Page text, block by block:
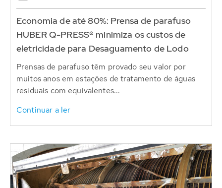
Economia de até 80%: Prensa de parafuso
HUBER Q-PRESS® minimiza os custos de
eletricidade para Desaguamento de Lodo
Prensas de parafuso têm provado seu valor por
muitos anos em estações de tratamento de águas
residuais com equivalentes...
Continuar a ler